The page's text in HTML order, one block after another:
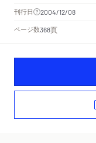
刊行日 2004/12/08
ページ数368頁